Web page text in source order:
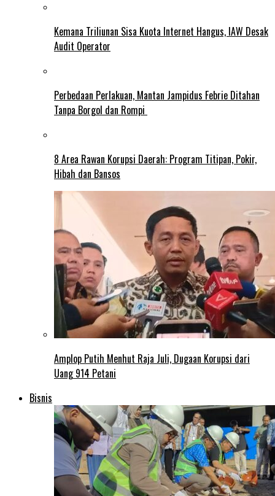
Kemana Triliunan Sisa Kuota Internet Hangus, IAW Desak
Audit Operator
Perbedaan Perlakuan, Mantan Jampidus Febrie Ditahan
Tanpa Borgol dan Rompi
8 Area Rawan Korupsi Daerah: Program Titipan, Pokir,
Hibah dan Bansos
Amplop Putih Menhut Raja Juli, Dugaan Korupsi dari
Uang 914 Petani
Bisnis